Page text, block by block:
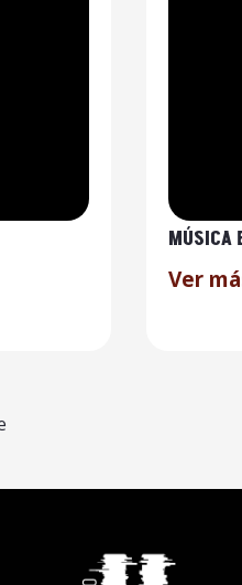
MÚSICA
Ver